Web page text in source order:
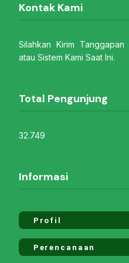
Kontak Kami
Silahkan Kirim
atau Sistem Kami Saat Ini.
Total Pengunjung
32.749
Informasi
Profil
Perencanaan